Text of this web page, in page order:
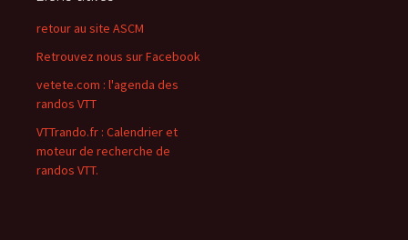
retour au site ASCM
Retrouvez nous sur Facebook
vetete.com : l'agenda des
randos VTT
VTTrando.fr : Calendrier et
moteur de recherche de
randos VTT.